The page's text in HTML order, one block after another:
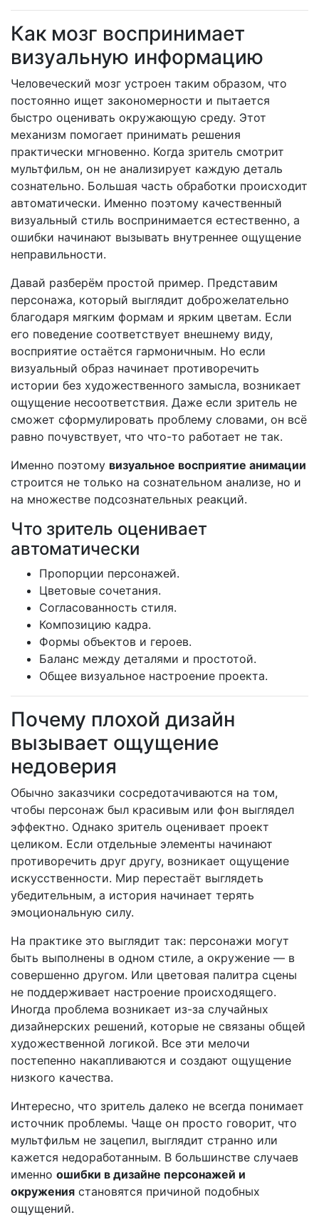
Как мозг воспринимает
визуальную информацию
Человеческий мозг устроен таким образом, что
постоянно ищет закономерности и пытается
быстро оценивать окружающую среду. Этот
механизм помогает принимать решения
практически мгновенно. Когда зритель смотрит
мультфильм, он не анализирует каждую деталь
сознательно. Большая часть обработки происходит
автоматически. Именно поэтому качественный
визуальный стиль воспринимается естественно, а
ошибки начинают вызывать внутреннее ощущение
неправильности.
Давай разберём простой пример. Представим
персонажа, который выглядит доброжелательно
благодаря мягким формам и ярким цветам. Если
его поведение соответствует внешнему виду,
восприятие остаётся гармоничным. Но если
визуальный образ начинает противоречить
истории без художественного замысла, возникает
ощущение несоответствия. Даже если зритель не
сможет сформулировать проблему словами, он всё
равно почувствует, что что-то работает не так.
Именно поэтому визуальное восприятие анимации
строится не только на сознательном анализе, но и
на множестве подсознательных реакций.
Что зритель оценивает
автоматически
Пропорции персонажей.
Цветовые сочетания.
Согласованность стиля.
Композицию кадра.
Формы объектов и героев.
Баланс между деталями и простотой.
Общее визуальное настроение проекта.
Почему плохой дизайн
вызывает ощущение
недоверия
Обычно заказчики сосредотачиваются на том,
чтобы персонаж был красивым или фон выглядел
эффектно. Однако зритель оценивает проект
целиком. Если отдельные элементы начинают
противоречить друг другу, возникает ощущение
искусственности. Мир перестаёт выглядеть
убедительным, а история начинает терять
эмоциональную силу.
На практике это выглядит так: персонажи могут
быть выполнены в одном стиле, а окружение — в
совершенно другом. Или цветовая палитра сцены
не поддерживает настроение происходящего.
Иногда проблема возникает из-за случайных
дизайнерских решений, которые не связаны общей
художественной логикой. Все эти мелочи
постепенно накапливаются и создают ощущение
низкого качества.
Интересно, что зритель далеко не всегда понимает
источник проблемы. Чаще он просто говорит, что
мультфильм не зацепил, выглядит странно или
кажется недоработанным. В большинстве случаев
именно ошибки в дизайне персонажей и
окружения становятся причиной подобных
ощущений.